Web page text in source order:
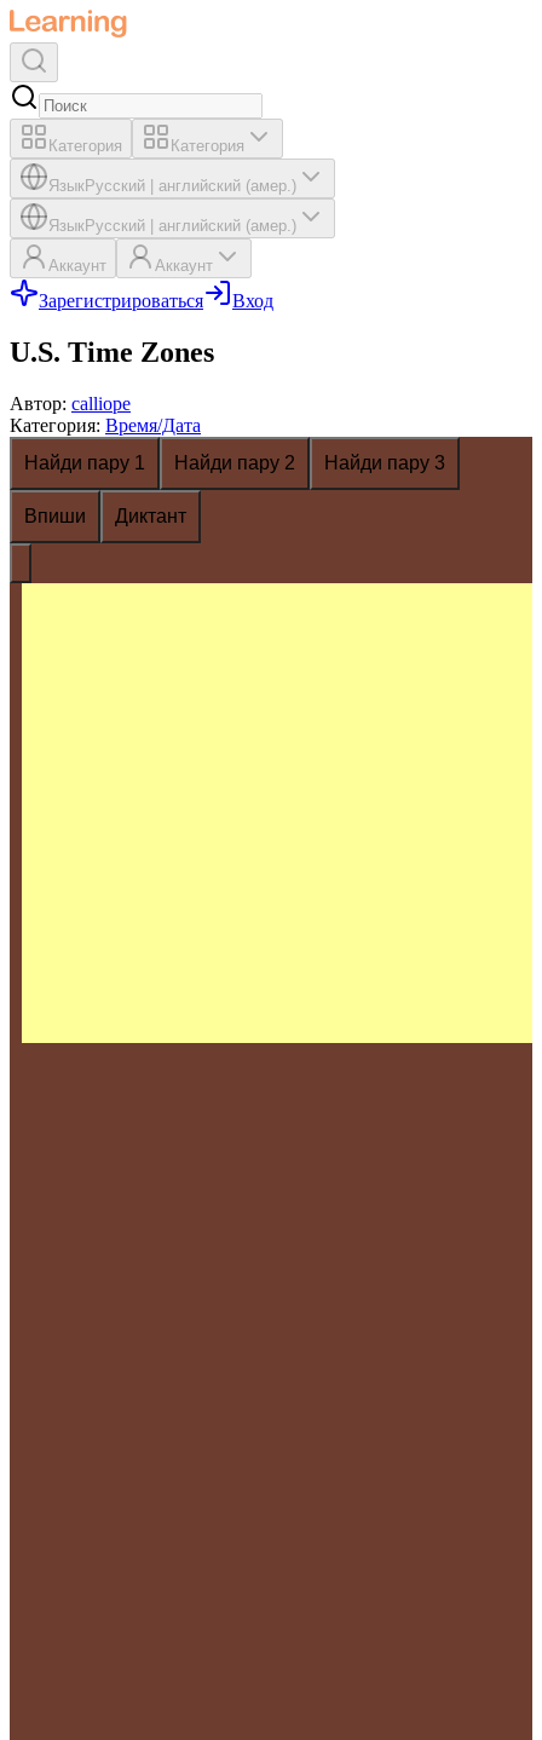
Категория Категория
ЯзыкРусский английский (амер.)
ЯзыкРусский английский (амер.)
Аккаунт Аккаунт
Зарегистрироваться Вход
U.S. Time Zones
Автор: calliope
Категория: Время/Дата
Найди пару 1
Найди пару 2 Найди пару 3
Впиши Диктант